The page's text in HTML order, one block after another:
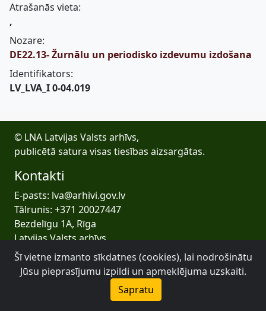
Atrašanās vieta:
,
Nozare:
DE22.13- Žurnālu un periodisko izdevumu izdošana
Identifikators:
LV_LVA_I 0-04.019
© LNA Latvijas Valsts arhīvs,
publicētā satura visas tiesības aizsargātas.
Kontakti
E-pasts: lva@arhivi.gov.lv
Tālrunis: +371 20027447
Bezdelīgu 1A, Rīga
Latvijas Valsts arhīvs
Šī vietne izmanto sīkdatnes (cookies), lai nodrošinātu
Jūsu pieprasījumu izpildi un apmeklējuma uzskaiti.
Sapratu